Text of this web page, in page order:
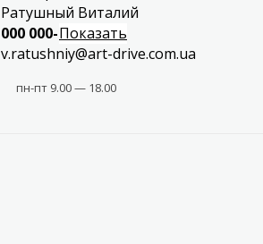
Ратушный Виталий
000 000-00-03
Показать
v.ratushniy@art-drive.com.ua
пн-пт 9.00 — 18.00